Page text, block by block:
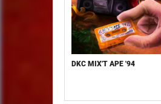
DKC MIX'T APE '94